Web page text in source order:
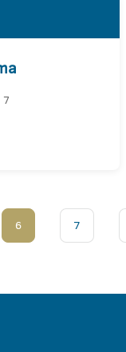
7
6 7